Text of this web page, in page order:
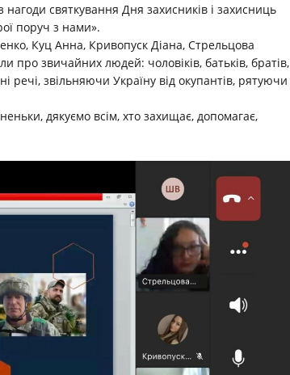
нагоди святкування Дня захисників і захисниць
поруч з нами».
, Куц Анна, Кривопуск Діана, Стрельцова
про звичайних людей: чоловіків, батьків, братів,
речі, звільняючи Україну від окупантів, рятуючи
дякуємо всім, хто захищає, допомагає,